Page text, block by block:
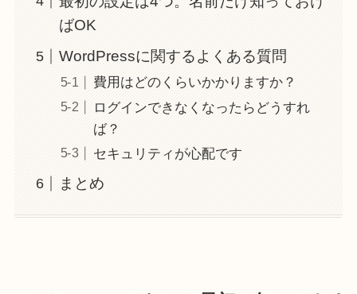
ばOK
WordPressに関するよくある質問
費用はどのくらいかかりますか？
ログインできなくなったらどうすれ
ば？
セキュリティが心配です
まとめ